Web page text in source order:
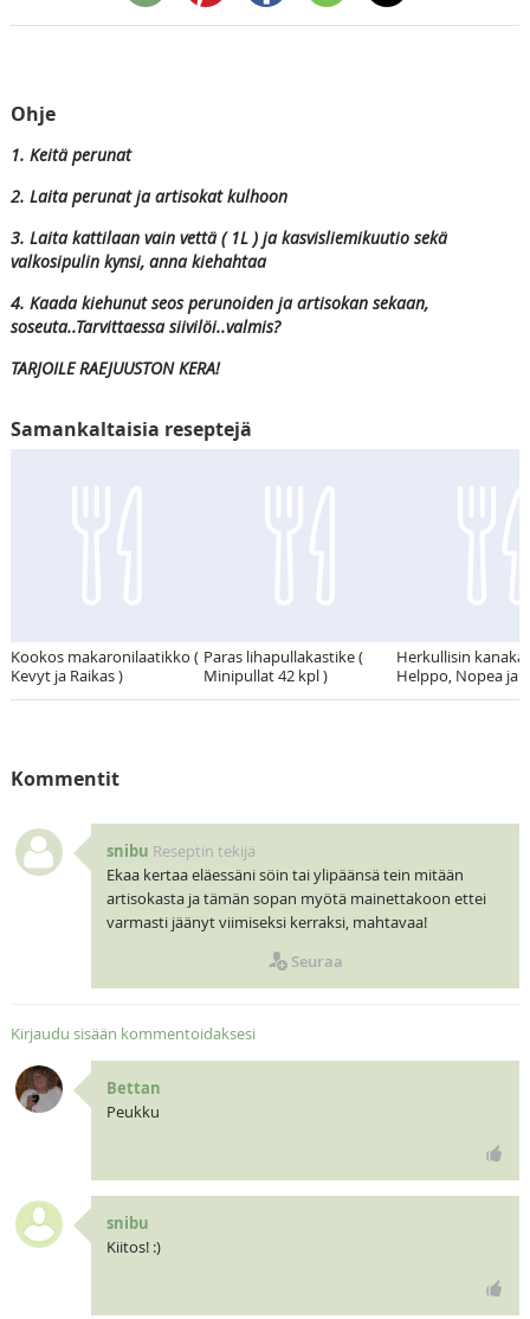
Ohje
1. Keitä perunat
2. Laita perunat ja artisokat kulhoon
3. Laita kattilaan vain vettä ( 1L ) ja kasvisliemikuutio sekä
valkosipulin kynsi, anna kiehahtaa
4. Kaada kiehunut seos perunoiden ja artisokan sekaan,
soseuta..Tarvittaessa siivilöi..valmis?
TARJOILE RAEJUUSTON KERA!
Samankaltaisia reseptejä
Kookos makaronilaatikko (
Kevyt ja Raikas )
Paras lihapullakastike (
Minipullat 42 kpl )
Herkullisin
Helppo, Nopea ja
Kommentit
snibu Reseptin tekijä
Ekaa kertaa eläessäni söin tai ylipäänsä tein mitään
artisokasta ja tämän sopan myötä mainettakoon ettei
varmasti jäänyt viimiseksi kerraksi, mahtavaa!
Seuraa
Kirjaudu sisään kommentoidaksesi
Bettan
Peukku
snibu
Kiitos! :)